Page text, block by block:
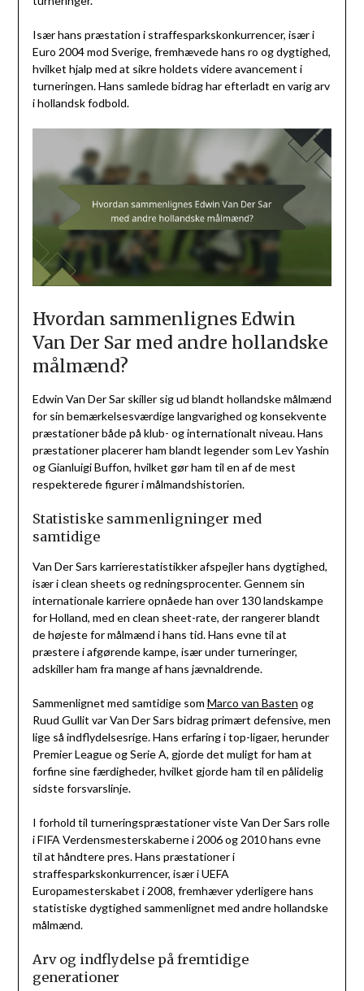
Især hans præstation i straffesparkskonkurrencer, især i
Euro 2004 mod Sverige, fremhævede hans ro og dygtighed,
hvilket hjalp med at sikre holdets videre avancement i
turneringen. Hans samlede bidrag har efterladt en varig arv
i hollandsk fodbold.
Hvordan sammenlignes Edwin
Van Der Sar med andre hollandske
målmænd?
Edwin Van Der Sar skiller sig ud blandt hollandske målmænd
for sin bemærkelsesværdige langvarighed og konsekvente
præstationer både på klub- og internationalt niveau. Hans
præstationer placerer ham blandt legender som Lev Yashin
og Gianluigi Buffon, hvilket gør ham til en af de mest
respekterede figurer i målmandshistorien.
Statistiske sammenligninger med
samtidige
Van Der Sars karrierestatistikker afspejler hans dygtighed,
især i clean sheets og redningsprocenter. Gennem sin
internationale karriere opnåede han over 130 landskampe
for Holland, med en clean sheet-rate, der rangerer blandt
de højeste for målmænd i hans tid. Hans evne til at
præstere i afgørende kampe, især under turneringer,
adskiller ham fra mange af hans jævnaldrende.
Sammenlignet med samtidige som Marco van Basten og
Ruud Gullit var Van Der Sars bidrag primært defensive, men
lige så indflydelsesrige. Hans erfaring i top-ligaer, herunder
Premier League og Serie A, gjorde det muligt for ham at
forfine sine færdigheder, hvilket gjorde ham til en pålidelig
sidste forsvarslinje.
I forhold til turneringspræstationer viste Van Der Sars rolle
i FIFA Verdensmesterskaberne i 2006 og 2010 hans evne
til at håndtere pres. Hans præstationer i
straffesparkskonkurrencer, især i UEFA
Europamesterskabet i 2008, fremhæver yderligere hans
statistiske dygtighed sammenlignet med andre hollandske
målmænd.
Arv og indflydelse på fremtidige
generationer